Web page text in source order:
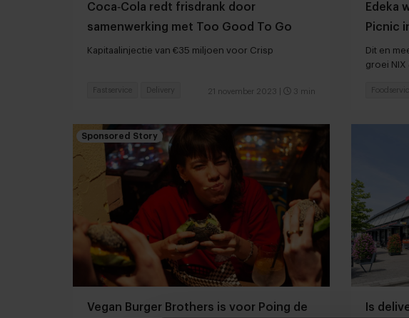
Coca‑Cola redt frisdrank door
samenwerking met Too Good To Go
Kapitaalinjectie van €35 miljoen voor Crisp
21 november 2023 3 min
Fastservice Delivery
Edeka
Picnic
Dit en
groei NIX
Sponsored Story
Vegan Burger Brothers is voor Poing de
Is